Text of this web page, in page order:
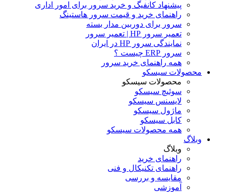
پیشنهاد کانفیگ و خرید سرور برای امور اداری
راهنمای خرید و قیمت سرور هاستینگ
سرور برای دوربین مدار بسته
تعمیر سرور HP | تعمیر سرور
نمایندگی سرور HP در ایران
سرور ERP چیست ؟
همه راهنمای خرید سرور
محصولات سیسکو
محصولات سیسکو
سوئیچ سیسکو
لایسنس سیسکو
ماژول سیسکو
کابل سیسکو
همه محصولات سیسکو
وبلاگ
وبلاگ
راهنمای خرید
راهنمای تکنیکال و فنی
مقایسه و بررسی
آموزشی